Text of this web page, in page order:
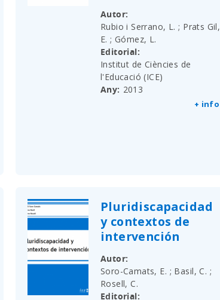
Autor
Rubio i Serrano, L. ; Prats Gil,
E. ; Gómez, L.
Editorial
Institut de Ciències de
l'Educació (ICE)
Any 2013
+ info
Pluridiscapacidad
y contextos de
intervención
Autor
Soro-Camats, E. ; Basil, C. ;
Rosell, C.
Editorial